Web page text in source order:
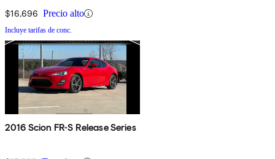
$16,696 Precio alto
Incluye tarifas de conc.
2016 Scion FR-S Release Series